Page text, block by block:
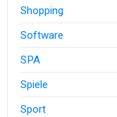
Shopping
Software
SPA
Spiele
Sport